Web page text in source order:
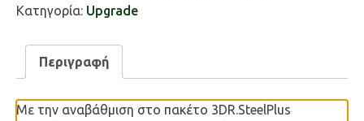
Κατηγορία: Upgrade
Περιγραφή
Με την αναβάθμιση στο πακέτο 3DR.SteelPlus